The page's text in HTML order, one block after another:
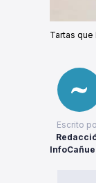
Tartas que
Escrito